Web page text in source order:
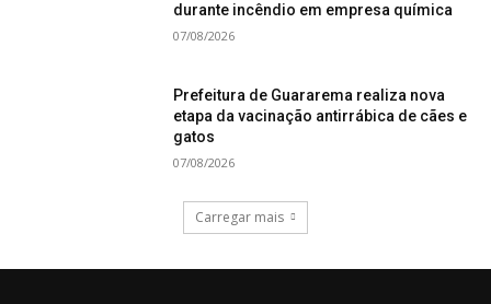
durante incêndio em empresa química
07/08/2026
Prefeitura de Guararema realiza nova
etapa da vacinação antirrábica de cães e
gatos
07/08/2026
Carregar mais